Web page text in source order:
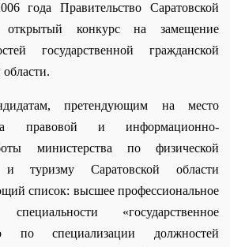
года Правительство Саратовской
открытый конкурс на замещение
государственной гражданской
претендующим на место
правовой и информационно-
министерства по физической
и туризму Саратовской области
список: высшее профессиональное
«государственное
по специализации должностей